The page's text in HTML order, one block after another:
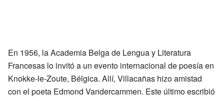
En 1956, la Academia Belga de Lengua y Literatura
Francesas lo invitó a un evento internacional de poesía en
Knokke-le-Zoute, Bélgica. Allí, Villacañas hizo amistad
con el poeta Edmond Vandercammen. Este último escribió